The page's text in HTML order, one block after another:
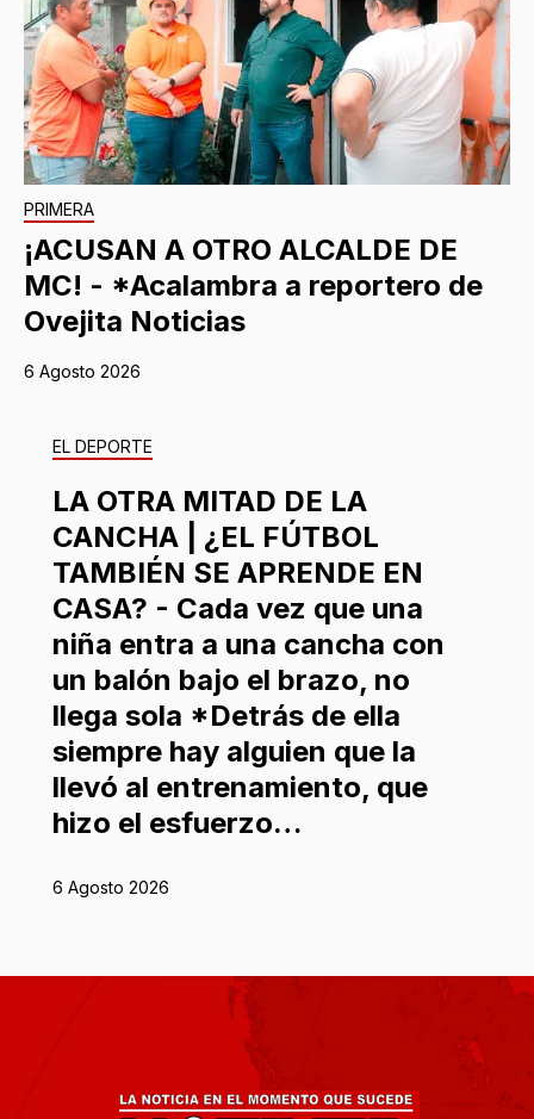
PRIMERA
¡ACUSAN A OTRO ALCALDE DE
MC! - *Acalambra a reportero de
Ovejita Noticias
6 Agosto 2026
EL DEPORTE
LA OTRA MITAD DE LA
CANCHA | ¿EL FÚTBOL
TAMBIÉN SE APRENDE EN
CASA? - Cada vez que una
niña entra a una cancha con
un balón bajo el brazo, no
llega sola *Detrás de ella
siempre hay alguien que la
llevó al entrenamiento, que
hizo el esfuerzo…
6 Agosto 2026